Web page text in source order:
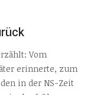
Vom
erinnerte, zum
in der NS-Zeit